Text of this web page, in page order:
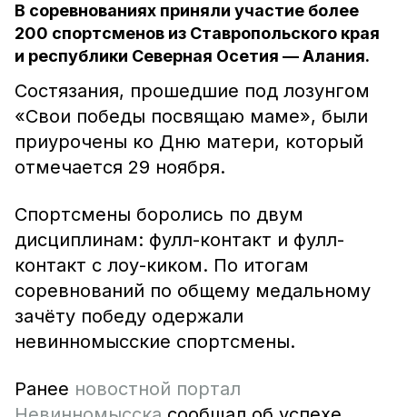
В соревнованиях приняли участие более
200 спортсменов из Ставропольского края
и республики Северная Осетия — Алания.
Состязания, прошедшие под лозунгом
«Свои победы посвящаю маме», были
приурочены ко Дню матери, который
отмечается 29 ноября.
Спортсмены боролись по двум
дисциплинам: фулл-контакт и фулл-
контакт с лоу-киком. По итогам
соревнований по общему медальному
зачёту победу одержали
невинномысские спортсмены.
Ранее новостной портал